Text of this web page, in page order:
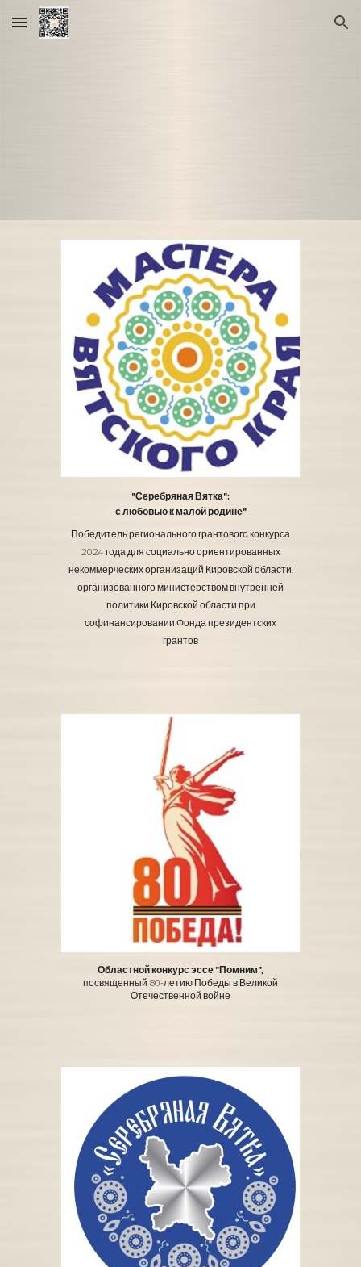
Skip to main content Skip to navigation
"Серебряная Вятка":
с любовью к малой родине"
Победитель регионального грантового конкурса
2024 года для социально ориентированных
некоммерческих организаций Кировской области,
организованного министерством внутренней
политики Кировской области при
софинансировании Фонда президентских
грантов
Областной конкурс эссе "Помним",
посвященный 80-летию Победы в Великой
Отечественной войне